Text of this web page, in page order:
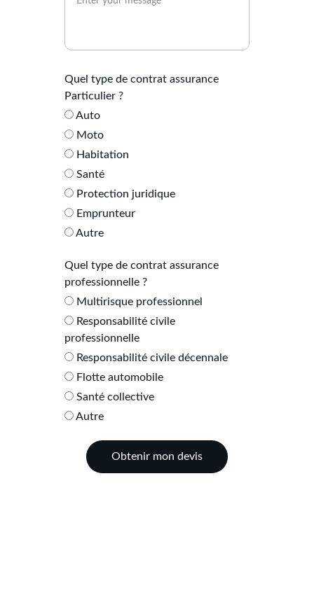
Quel type de contrat assurance
Particulier ?
Auto
Moto
Habitation
Santé
Protection juridique
Emprunteur
Autre
Quel type de contrat assurance
professionnelle ?
Multirisque professionnel
Responsabilité civile
professionnelle
Responsabilité civile décennale
Flotte automobile
Santé collective
Autre
Obtenir mon devis